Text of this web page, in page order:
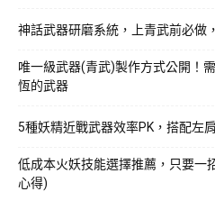
神話武器研磨系統，上青武前必做
唯一級武器(青武)製作方式公開！
恆的武器
5種妖精近戰武器效率PK，搭配左
低成本火妖技能選擇推薦，只要一
心得)